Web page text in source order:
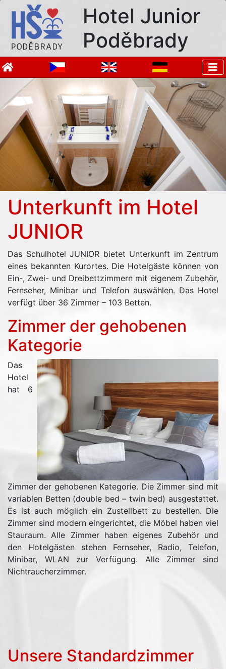
Hotel Junior
Poděbrady
Unterkunft im Hotel
JUNIOR
Das Schulhotel JUNIOR bietet Unterkunft im Zentrum
eines bekannten Kurortes. Die Hotelgäste können von
Ein-, Zwei- und Dreibettzimmern mit eigenem Zubehör,
Fernseher, Minibar und Telefon auswählen. Das Hotel
verfügt über 36 Zimmer – 103 Betten.
Zimmer der gehobenen
Kategorie
Das
Hotel
hat 6
Zimmer der gehobenen Kategorie. Die Zimmer sind mit
variablen Betten (double bed – twin bed) ausgestattet.
Es ist auch möglich ein Zustellbett zu bestellen. Die
Zimmer sind modern eingerichtet, die Möbel haben viel
Stauraum. Alle Zimmer haben eigenes Zubehör und
den Hotelgästen stehen Fernseher, Radio, Telefon,
Minibar, WLAN zur Verfügung. Alle Zimmer sind
Nichtraucherzimmer.
Unsere Standardzimmer